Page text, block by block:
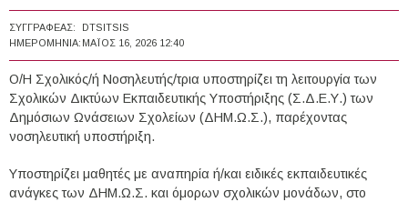
ΣΥΓΓΡΑΦΈΑΣ:
DTSITSIS
ΗΜΕΡΟΜΗΝΊΑ: ΜΆΙΟΣ 16, 2026 12:40
Ο/Η Σχολικός/ή Νοσηλευτής/τρια υποστηρίζει τη λειτουργία των
Σχολικών Δικτύων Εκπαιδευτικής Υποστήριξης (Σ.Δ.Ε.Υ.) των
Δημόσιων Ωνάσειων Σχολείων (ΔΗΜ.Ω.Σ.), παρέχοντας
νοσηλευτική υποστήριξη.
Υποστηρίζει μαθητές με αναπηρία ή/και ειδικές εκπαιδευτικές
ανάγκες των ΔΗΜ.Ω.Σ. και όμορων σχολικών μονάδων, στο